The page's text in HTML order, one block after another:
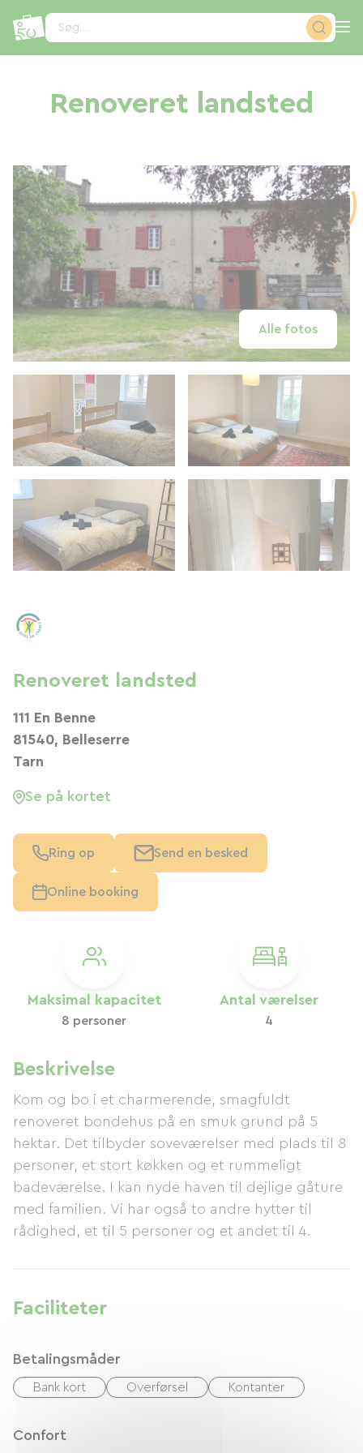
Søg...
Renoveret landsted
Alle fotos
Maksimal kapacitet
8 personer
Antal værelser
4
Beskrivelse
Kom og bo i et charmerende, smagfuldt
renoveret bondehus på en smuk grund på 5
hektar. Det tilbyder soveværelser med plads til 8
personer, et stort køkken og et rummeligt
badeværelse. I kan nyde haven til dejlige gåture
med familien. Vi har også to andre hytter til
rådighed, et til 5 personer og et andet til 4.
Faciliteter
Betalingsmåder
Bank kort Overførsel Kontanter
Confort
Renoveret landsted
111 En Benne
81540, Belleserre
Tarn
Se på kortet
Ring op Send en besked
Online booking
CCookie-styringspanel